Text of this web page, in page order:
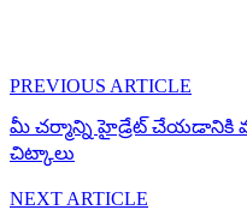
PREVIOUS ARTICLE
మీ చర్మాన్ని హైడ్రేట్ చేయడానికి
చిట్కాలు
NEXT ARTICLE